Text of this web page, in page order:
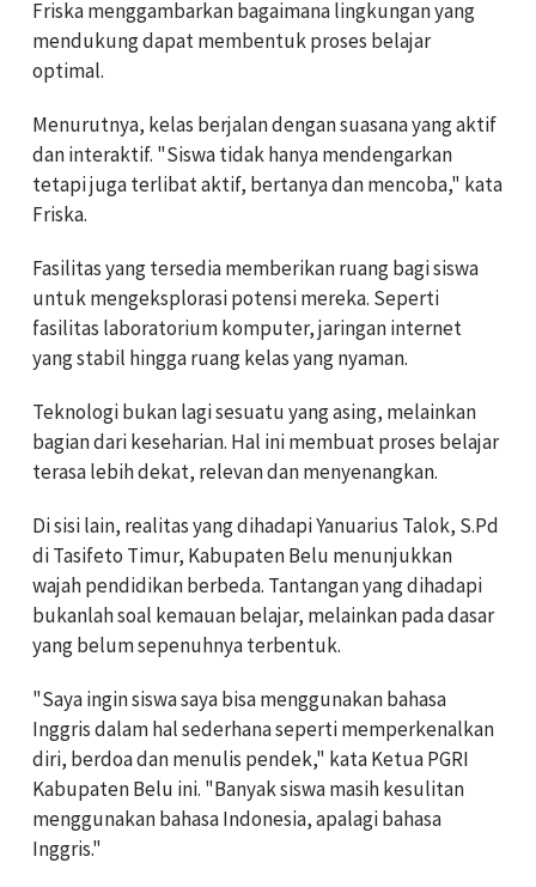
Friska menggambarkan bagaimana lingkungan yang
mendukung dapat membentuk proses belajar
optimal.
Menurutnya, kelas berjalan dengan suasana yang aktif
dan interaktif. "Siswa tidak hanya mendengarkan
tetapi juga terlibat aktif, bertanya dan mencoba," kata
Friska.
Fasilitas yang tersedia memberikan ruang bagi siswa
untuk mengeksplorasi potensi mereka. Seperti
fasilitas laboratorium komputer, jaringan internet
yang stabil hingga ruang kelas yang nyaman.
Teknologi bukan lagi sesuatu yang asing, melainkan
bagian dari keseharian. Hal ini membuat proses belajar
terasa lebih dekat, relevan dan menyenangkan.
Di sisi lain, realitas yang dihadapi Yanuarius Talok, S.Pd
di Tasifeto Timur, Kabupaten Belu menunjukkan
wajah pendidikan berbeda. Tantangan yang dihadapi
bukanlah soal kemauan belajar, melainkan pada dasar
yang belum sepenuhnya terbentuk.
"Saya ingin siswa saya bisa menggunakan bahasa
Inggris dalam hal sederhana seperti memperkenalkan
diri, berdoa dan menulis pendek," kata Ketua PGRI
Kabupaten Belu ini. "Banyak siswa masih kesulitan
menggunakan bahasa Indonesia, apalagi bahasa
Inggris."